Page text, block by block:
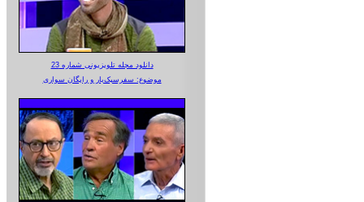
دانلود مجله تلویزیونی شماره 23
موضوع: سفرسبک‌بار و رایگان سواری